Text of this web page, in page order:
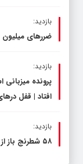
بازدید:
ضررهای
بازدید:
پرونده
افتاد | قفل
بازدید:
۵۸ شطرنج‌ باز از ۱۷ استان در حال رقابت در گلمکان